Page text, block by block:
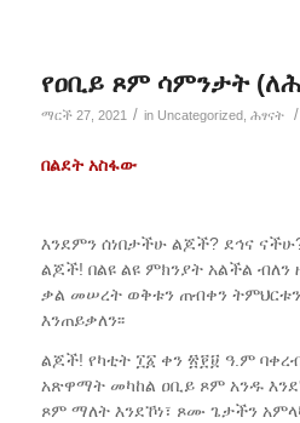
የዐቢይ ጾም ሳምንታት
ማርች 27, 2021 / in Uncategorized, ሕፃናት /
በልደት አስፋው
እንደምን ሰነበታችሁ ልጆች? ደኅና
ልጆች! በልዩ ልዩ ምክንያት አልችል ብለን
ቃል መሠረት ወቅቱን ጠብቀን ትምህርቱን
እንጠይቃለን፡፡
ልጆች! የካቲት ፲፩ ቀን ፳፻፱ ዓ.ም
አጽዋማት መካከል ዐቢይ ጾም አንዱ
ጾም ማለት እንደኾነ፣ ጾሙ ጌታችን